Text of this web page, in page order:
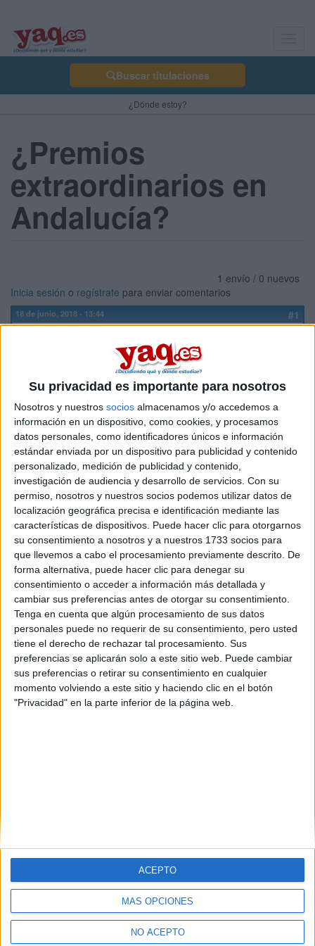
Su privacidad es importante para nosotros
Nosotros y nuestros socios almacenamos y/o accedemos a
información en un dispositivo, como cookies, y procesamos
datos personales, como identificadores únicos e información
estándar enviada por un dispositivo para publicidad y contenido
personalizado, medición de publicidad y contenido,
investigación de audiencia y desarrollo de servicios. Con su
permiso, nosotros y nuestros socios podemos utilizar datos de
localización geográfica precisa e identificación mediante las
características de dispositivos. Puede hacer clic para otorgarnos
su consentimiento a nosotros y a nuestros 1733 socios para
que llevemos a cabo el procesamiento previamente descrito. De
forma alternativa, puede hacer clic para denegar su
consentimiento o acceder a información más detallada y
cambiar sus preferencias antes de otorgar su consentimiento.
Tenga en cuenta que algún procesamiento de sus datos
personales puede no requerir de su consentimiento, pero usted
tiene el derecho de rechazar tal procesamiento. Sus
preferencias se aplicarán solo a este sitio web. Puede cambiar
sus preferencias o retirar su consentimiento en cualquier
momento volviendo a este sitio y haciendo clic en el botón
"Privacidad" en la parte inferior de la página web.
MÁS OPCIONES
NO ACEPTO
ACEPTO
Buscar titulaciones
¿Dónde estoy?
¿Premios
extraordinarios en
Andalucía?
1 envío / 0 nuevos
Inicia sesión o regístrate para enviar comentarios
18 de junio, 2018 - 13:44 #1
A los alumnos con una media superior al 8,75 se les propone
para hacer, si quieren, el examen de los premios
extraordinarios en el que a las mejores calificaciones se les
paga la matricula del primer año. El caso es que no
encuentro nada de información sobre los exámenes, el
modelo, los contenidos que entran, etc. Alguien tiene alguna
idea sobre algo?
Inicio
Etiquetas: Selectividad
Quiénes somos|Contactar|Anúnciate
Politica de privacidad|Condiciones generales
de cookies